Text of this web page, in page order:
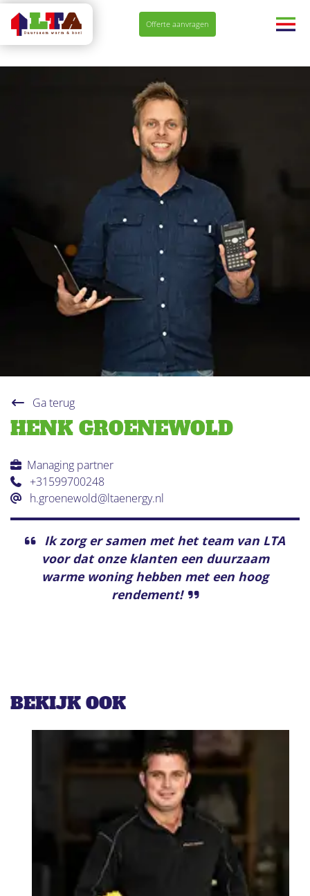
Navigatie
overslaan
Offerte aanvragen
Ga terug
HENK GROENEWOLD
Managing partner
+31599700248
h.groenewold@ltaenergy.nl
Ik zorg er samen met het team van LTA
voor dat onze klanten een duurzaam
warme woning hebben met een hoog
rendement!
BEKIJK OOK